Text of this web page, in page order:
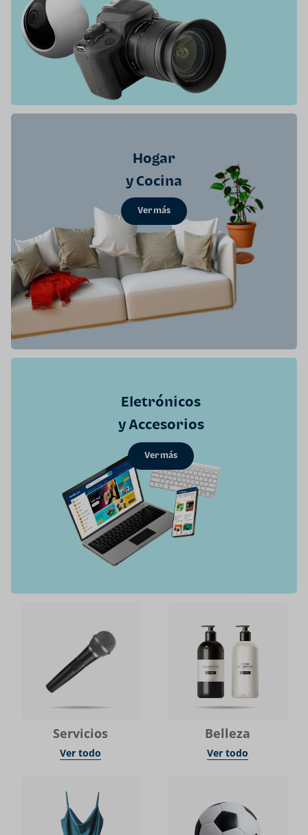
Hogar
y Cocina
Ver más
Eletrónicos
y Accesorios
Ver más
Servicios
Ver todo
Belleza
Ver todo